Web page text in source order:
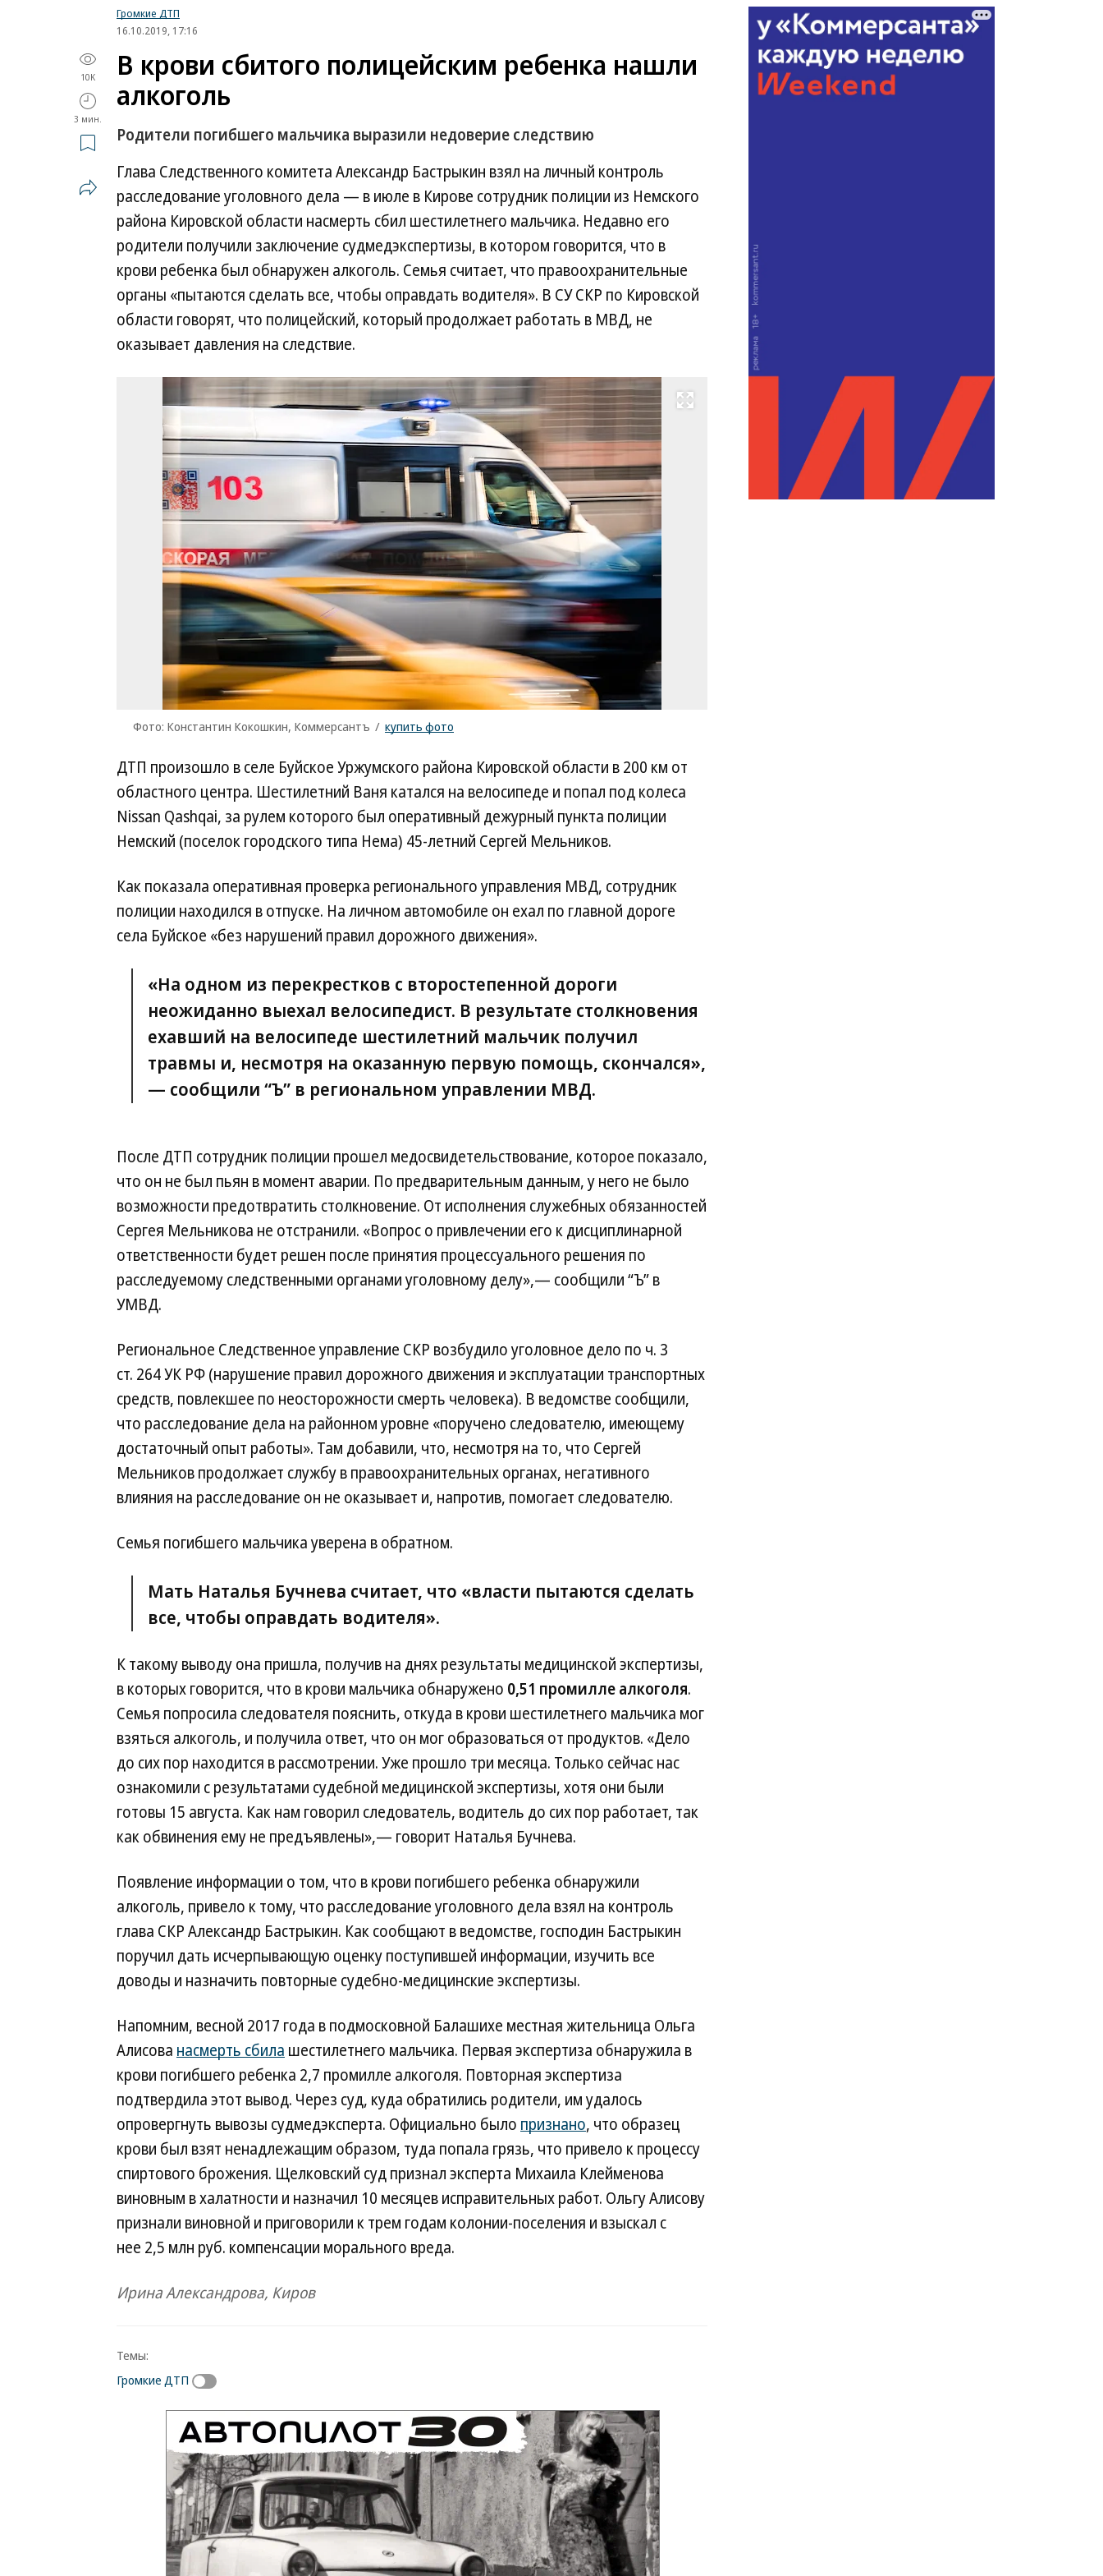
Громкие ДТП
16.10.2019, 17:16
10K
3 мин.
В крови сбитого полицейским ребенка нашли
алкоголь
Родители погибшего мальчика выразили недоверие следствию
Глава Следственного комитета Александр Бастрыкин взял на личный контроль
расследование уголовного дела — в июле в Кирове сотрудник полиции из Немского
района Кировской области насмерть сбил шестилетнего мальчика. Недавно его
родители получили заключение судмедэкспертизы, в котором говорится, что в
крови ребенка был обнаружен алкоголь. Семья считает, что правоохранительные
органы «пытаются сделать все, чтобы оправдать водителя». В СУ СКР по Кировской
области говорят, что полицейский, который продолжает работать в МВД, не
оказывает давления на следствие.
Развернуть на весь экран
Фото: Константин Кокошкин, Коммерсантъ / купить фото
Коммерсантъ
ДТП произошло в селе Буйское Уржумского района Кировской области в 200 км от
областного центра. Шестилетний Ваня катался на велосипеде и попал под колеса
Nissan Qashqai, за рулем которого был оперативный дежурный пункта полиции
Немский (поселок городского типа Нема) 45-летний Сергей Мельников.
Как показала оперативная проверка регионального управления МВД, сотрудник
полиции находился в отпуске. На личном автомобиле он ехал по главной дороге
села Буйское «без нарушений правил дорожного движения».
«На одном из перекрестков с второстепенной дороги
неожиданно выехал велосипедист. В результате столкновения
ехавший на велосипеде шестилетний мальчик получил
травмы и, несмотря на оказанную первую помощь, скончался»,
— сообщили “Ъ” в региональном управлении МВД.
После ДТП сотрудник полиции прошел медосвидетельствование, которое показало,
что он не был пьян в момент аварии. По предварительным данным, у него не было
возможности предотвратить столкновение. От исполнения служебных обязанностей
Сергея Мельникова не отстранили. «Вопрос о привлечении его к дисциплинарной
ответственности будет решен после принятия процессуального решения по
расследуемому следственными органами уголовному делу»,— сообщили “Ъ” в
УМВД.
Региональное Следственное управление СКР возбудило уголовное дело по ч. 3
ст. 264 УК РФ (нарушение правил дорожного движения и эксплуатации транспортных
средств, повлекшее по неосторожности смерть человека). В ведомстве сообщили,
что расследование дела на районном уровне «поручено следователю, имеющему
достаточный опыт работы». Там добавили, что, несмотря на то, что Сергей
Мельников продолжает службу в правоохранительных органах, негативного
влияния на расследование он не оказывает и, напротив, помогает следователю.
Семья погибшего мальчика уверена в обратном.
Мать Наталья Бучнева считает, что «власти пытаются сделать
все, чтобы оправдать водителя».
К такому выводу она пришла, получив на днях результаты медицинской экспертизы,
в которых говорится, что в крови мальчика обнаружено 0,51 промилле алкоголя.
Семья попросила следователя пояснить, откуда в крови шестилетнего мальчика мог
взяться алкоголь, и получила ответ, что он мог образоваться от продуктов. «Дело
до сих пор находится в рассмотрении. Уже прошло три месяца. Только сейчас нас
ознакомили с результатами судебной медицинской экспертизы, хотя они были
готовы 15 августа. Как нам говорил следователь, водитель до сих пор работает, так
как обвинения ему не предъявлены»,— говорит Наталья Бучнева.
Появление информации о том, что в крови погибшего ребенка обнаружили
алкоголь, привело к тому, что расследование уголовного дела взял на контроль
глава СКР Александр Бастрыкин. Как сообщают в ведомстве, господин Бастрыкин
поручил дать исчерпывающую оценку поступившей информации, изучить все
доводы и назначить повторные судебно-медицинские экспертизы.
Напомним, весной 2017 года в подмосковной Балашихе местная жительница Ольга
Алисова насмерть сбила шестилетнего мальчика. Первая экспертиза обнаружила в
крови погибшего ребенка 2,7 промилле алкоголя. Повторная экспертиза
подтвердила этот вывод. Через суд, куда обратились родители, им удалось
опровергнуть вывозы судмедэксперта. Официально было признано, что образец
крови был взят ненадлежащим образом, туда попала грязь, что привело к процессу
спиртового брожения. Щелковский суд признал эксперта Михаила Клейменова
виновным в халатности и назначил 10 месяцев исправительных работ. Ольгу Алисову
признали виновной и приговорили к трем годам колонии-поселения и взыскал с
нее 2,5 млн руб. компенсации морального вреда.
Ирина Александрова, Киров
Темы:
Громкие ДТП